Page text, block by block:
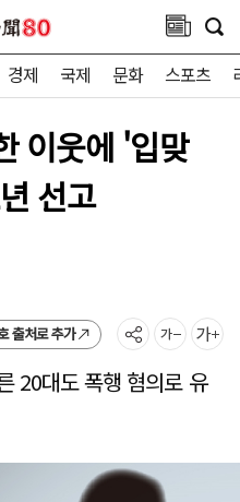
경제 국제 문화 스포츠
이웃에 '입맞
선고
출처로 추가
20대도 폭행 혐의로 유